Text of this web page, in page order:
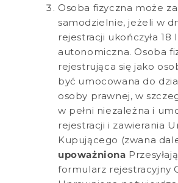
Osoba fizyczna może
samodzielnie, jeżeli w
rejestracji ukończyła 18
autonomiczna. Osoba
rejestrująca się jako
być umocowana do
osoby prawnej, w
w pełni niezależna i
rejestracji i zawierania
Kupującego (zwana
upoważniona
formularz rejestracyjny